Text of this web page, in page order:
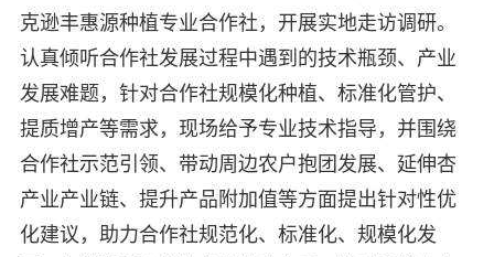
克逊丰惠源种植专业合作社，开展实地走访调研。
认真倾听合作社发展过程中遇到的技术瓶颈、产业
发展难题，针对合作社规模化种植、标准化管护、
提质增产等需求，现场给予专业技术指导，并围绕
合作社示范引领、带动周边农户抱团发展、延伸杏
产业产业链、提升产品附加值等方面提出针对性优
化建议，助力合作社规范化、标准化、规模化发